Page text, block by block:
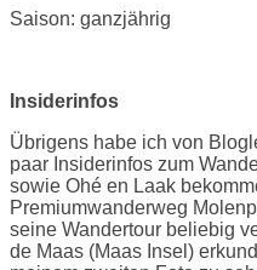
Saison: ganzjährig
Insiderinfos
Übrigens habe ich von
paar Insiderinfos zum
sowie Ohé en Laak
Premiumwanderweg
seine Wandertour beliebig
de Maas (Maas Insel)